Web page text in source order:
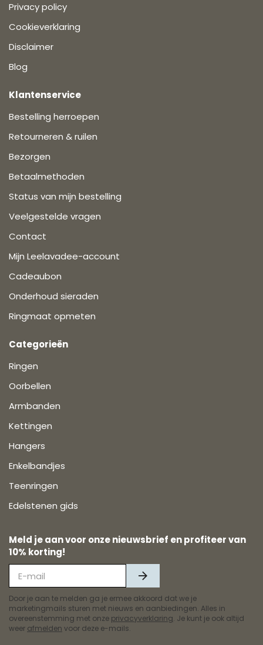
Privacy policy
Cookieverklaring
Disclaimer
Blog
Klantenservice
Bestelling herroepen
Retourneren & ruilen
Bezorgen
Betaalmethoden
Status van mijn bestelling
Veelgestelde vragen
Contact
Mijn Leelavadee-account
Cadeaubon
Onderhoud sieraden
Ringmaat opmeten
Categorieën
Ringen
Oorbellen
Armbanden
Kettingen
Hangers
Enkelbandjes
Teenringen
Edelstenen gids
Meld je aan voor onze nieuwsbrief en profiteer van
10% korting!
Door je aan te melden ga je ermee akkoord dat we je
marketingmails sturen met nieuws en aanbiedingen. Alles in
overeenstemming met onze privacyverklaring. Je kunt je ook altijd
weer afmelden voor deze e-mails.